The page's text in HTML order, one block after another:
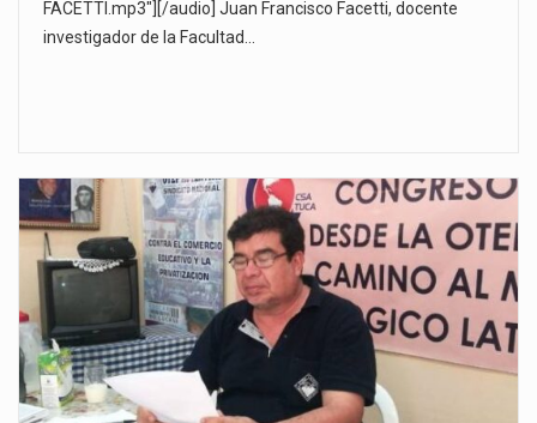
FACETTI.mp3"][/audio] Juan Francisco Facetti, docente
investigador de la Facultad…